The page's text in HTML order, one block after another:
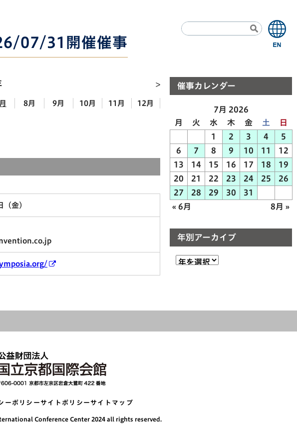
07/31開催催事
8月 9月 10月 11月 12月
金）
催事カレンダー
7月 2026
月
火 水 木 金 土
日
1
2 3 4
5
6
7 8 9 10 11
12
13
14 15 16 17 18
19
20
21 22 23 24 25
26
27
28 29 30
31
« 6月
8月 »
年別アーカイブ
ーポリシー サイトポリシー サイトマップ
Conference Center 2024 all rights reserved.